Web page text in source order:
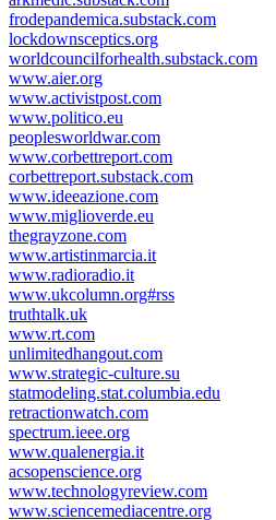
frodepandemica.substack.com
lockdownsceptics.org
worldcouncilforhealth.substack.com
www.aier.org
www.activistpost.com
www.politico.eu
peoplesworldwar.com
www.corbettreport.com
corbettreport.substack.com
www.ideeazione.com
www.miglioverde.eu
thegrayzone.com
www.artistinmarcia.it
www.radioradio.it
www.ukcolumn.org#rss
truthtalk.uk
www.rt.com
unlimitedhangout.com
www.strategic-culture.su
statmodeling.stat.columbia.edu
retractionwatch.com
spectrum.ieee.org
www.qualenergia.it
acsopenscience.org
www.technologyreview.com
www.sciencemediacentre.org